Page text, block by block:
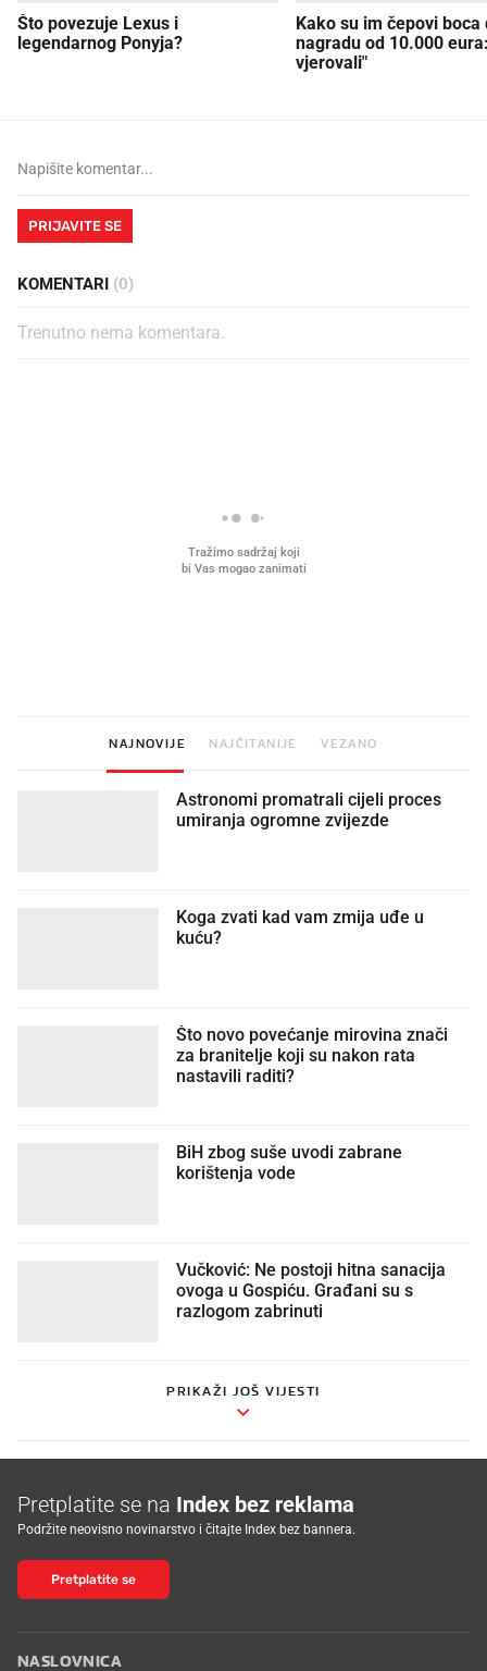
Što povezuje Lexus i
legendarnog Ponyja?
Kako su im čepovi boca
nagradu od 10.000
vjerovali"
PRIJAVITE SE
KOMENTARI (0)
Trenutno nema komentara.
NAJNOVIJE NAJČITANIJE VEZANO
Astronomi promatrali cijeli proces
umiranja ogromne zvijezde
Koga zvati kad vam zmija uđe u
kuću?
Što novo povećanje mirovina znači
za branitelje koji su nakon rata
nastavili raditi?
BiH zbog suše uvodi zabrane
korištenja vode
Vučković: Ne postoji hitna sanacija
ovoga u Gospiću. Građani su s
razlogom zabrinuti
PRIKAŽI JOŠ VIJESTI
Pretplatite se na Index bez reklama
Podržite neovisno novinarstvo i čitajte Index bez bannera.
Pretplatite se
NASLOVNICA